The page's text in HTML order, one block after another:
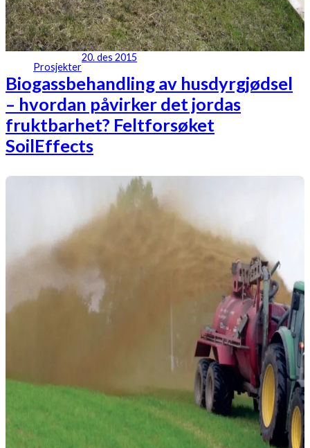
Prosjekter
20. des 2015
Biogassbehandling av husdyrgjødsel
– hvordan påvirker det jordas
fruktbarhet? Feltforsøket
SoilEffects